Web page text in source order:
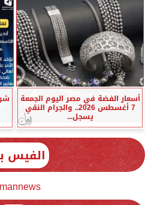
أسعار الفضة في مصر اليوم الجمعة
7 أغسطس 2026.. والجرام النقي
يسجل...
الفيس